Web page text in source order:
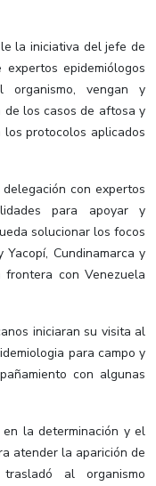
la iniciativa del jefe de
epidemiólogos
vengan y
de los casos de aftosa y
protocolos aplicados
con expertos
para apoyar y
solucionar los focos
Cundinamarca y
con Venezuela
iniciaran su visita al
para campo y
con algunas
la determinación y el
atender la aparición de
al organismo